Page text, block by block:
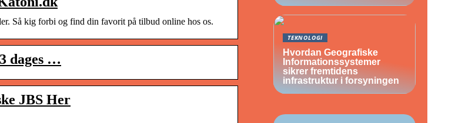
Så kig forbi og find din favorit på tilbud online hos os.
dages …
JBS Her
TEKNOLOGI
Hvordan Geografiske
Informationssystemer
sikrer fremtidens
infrastruktur i forsyningen